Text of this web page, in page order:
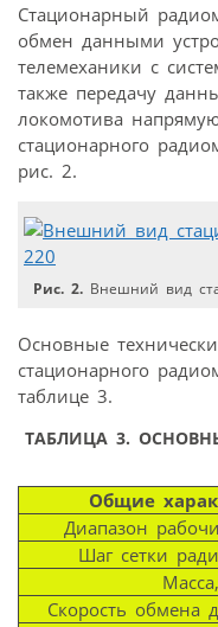
Стационарный
обмен данными
телемеханики с
также передачу
локомотива
стационарного
рис. 2.
Рис. 2. Внешний вид
Основные
стационарного
таблице 3.
ТАБЛИЦА 3.
Общие
Диапазон
Шаг сетки
Скорость обмена